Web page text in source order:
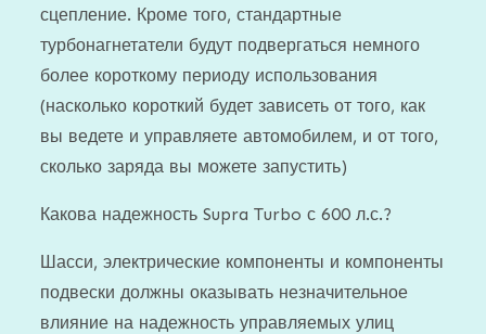
сцепление. Кроме того, стандартные
турбонагнетатели будут подвергаться немного
более короткому периоду использования
(насколько короткий будет зависеть от того, как
вы ведете и управляете автомобилем, и от того,
сколько заряда вы можете запустить)
Какова надежность Supra Turbo с 600 л.с.?
Шасси, электрические компоненты и компоненты
подвески должны оказывать незначительное
влияние на надежность управляемых улиц